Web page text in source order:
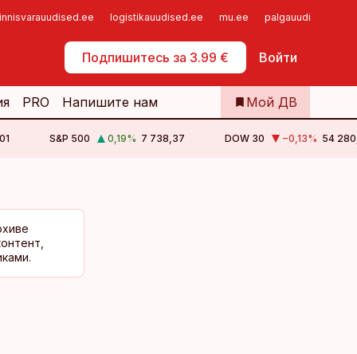
logistikauudised.ee mu.ee palgauudised.ee
Подпишитесь за 3.99 € Войти
Самообслуживание
PRO Напишите нам Мой ДВ
S&P 500 0,19% 7 738,37 DOW 30 −0,13% 54